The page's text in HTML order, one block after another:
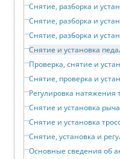
Снятие, разборка и
Снятие и установка
Проверка, снятие и
Регулировка натяжения
Снятие и установка
Снятие и установка
Снятие, установка и